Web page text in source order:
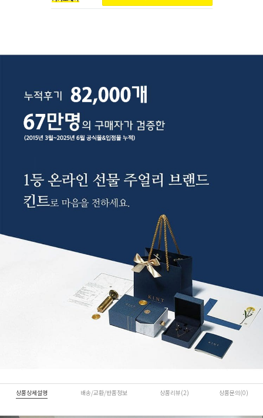
상품상세설명 배송/교환/반품정보 상품리뷰(2) 상품문의(0)